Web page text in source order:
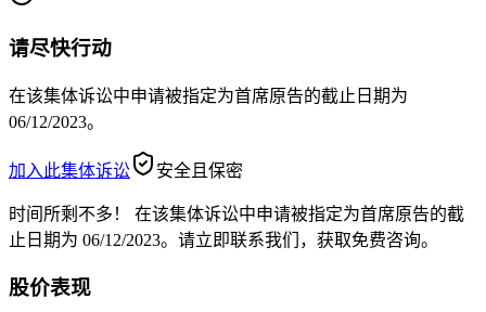
请尽快行动
在该集体诉讼中申请被指定为首席原告的截止日期为
06/12/2023。
加入此集体诉讼 安全且保密
时间所剩不多！
在该集体诉讼中申请被指定为首席原告的截
止日期为 06/12/2023。请立即联系我们，获取免费咨询。
股价表现